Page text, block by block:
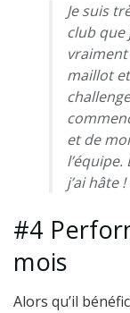
Je suis
club que
maillot
et de
l’équipe.
j’ai hâte !
#4
mois
Alors qu’il